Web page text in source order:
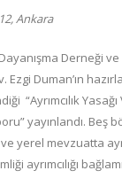
Ankara
Derneği
Ezgi Duman’ın
“Ayrımcılık
yayınlandı. Beş
yerel mevzuatta
ayrımcılığı